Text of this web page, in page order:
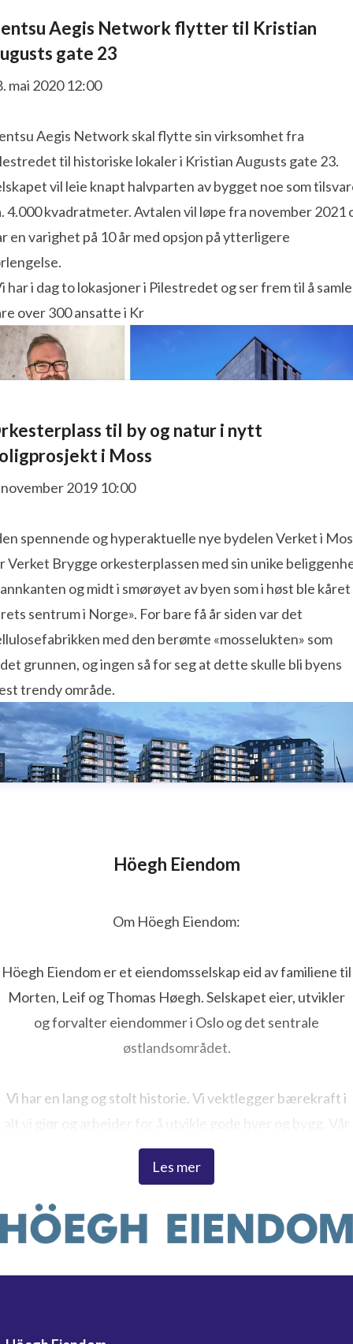
Aegis Network flytter til Kristian
gate 23
mai 2020 12:00
Aegis Network skal flytte sin virksomhet fra
til historiske lokaler i Kristian Augusts gate 23.
vil leie knapt halvparten av bygget noe som
4.000 kvadratmeter. Avtalen vil løpe fra november 2021
en varighet på 10 år med opsjon på ytterligere
har i dag to lokasjoner i Pilestredet og ser frem til å samle
over 300 ansatte i Kr
til by og natur i nytt
i Moss
2019 10:00
spennende og hyperaktuelle nye bydelen Verket i
Verket Brygge orkesterplassen med sin unike
og midt i smørøyet av byen som i høst ble
sentrum i Norge». For bare få år siden var det
med den berømte «mosselukten» som
grunnen, og ingen så for seg at dette skulle bli byens
trendy område.​
Höegh Eiendom
Les mer
Om Höegh Eiendom:
Höegh Eiendom er et eiendomsselskap eid av familiene til
Morten, Leif og Thomas Høegh. Selskapet eier, utvikler
og forvalter eiendommer i Oslo og det sentrale
østlandsområdet.
Vi har en lang og stolt historie. Vi vektlegger bærekraft i
alt vi gjør og arbeider for å utvikle gode byer og bygg. Vår
ambisjon er å skape levende steder som begeistrer – både
for dagens og fremtidige generasjoner. Dette er visjonen